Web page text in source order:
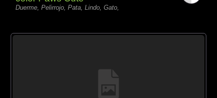
Duerme, Pelirrojo, Pata, Lindo, Gato,